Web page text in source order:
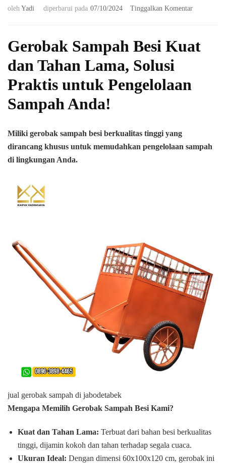
oleh Yadi diperbarui pada 07/10/2024 Tinggalkan Komentarpada
besi
Gerobak Sampah Besi Kuat
dan Tahan Lama, Solusi
Praktis untuk Pengelolaan
Sampah Anda!
Miliki gerobak sampah besi berkualitas tinggi yang
dirancang khusus untuk memudahkan pengelolaan sampah
di lingkungan Anda.
jual gerobak sampah di jabodetabek
Mengapa Memilih Gerobak Sampah Besi Kami?
Kuat dan Tahan Lama: Terbuat dari bahan besi berkualitas
tinggi, dijamin kokoh dan tahan terhadap segala cuaca.
Ukuran Ideal: Dengan dimensi 60x100x120 cm, gerobak ini